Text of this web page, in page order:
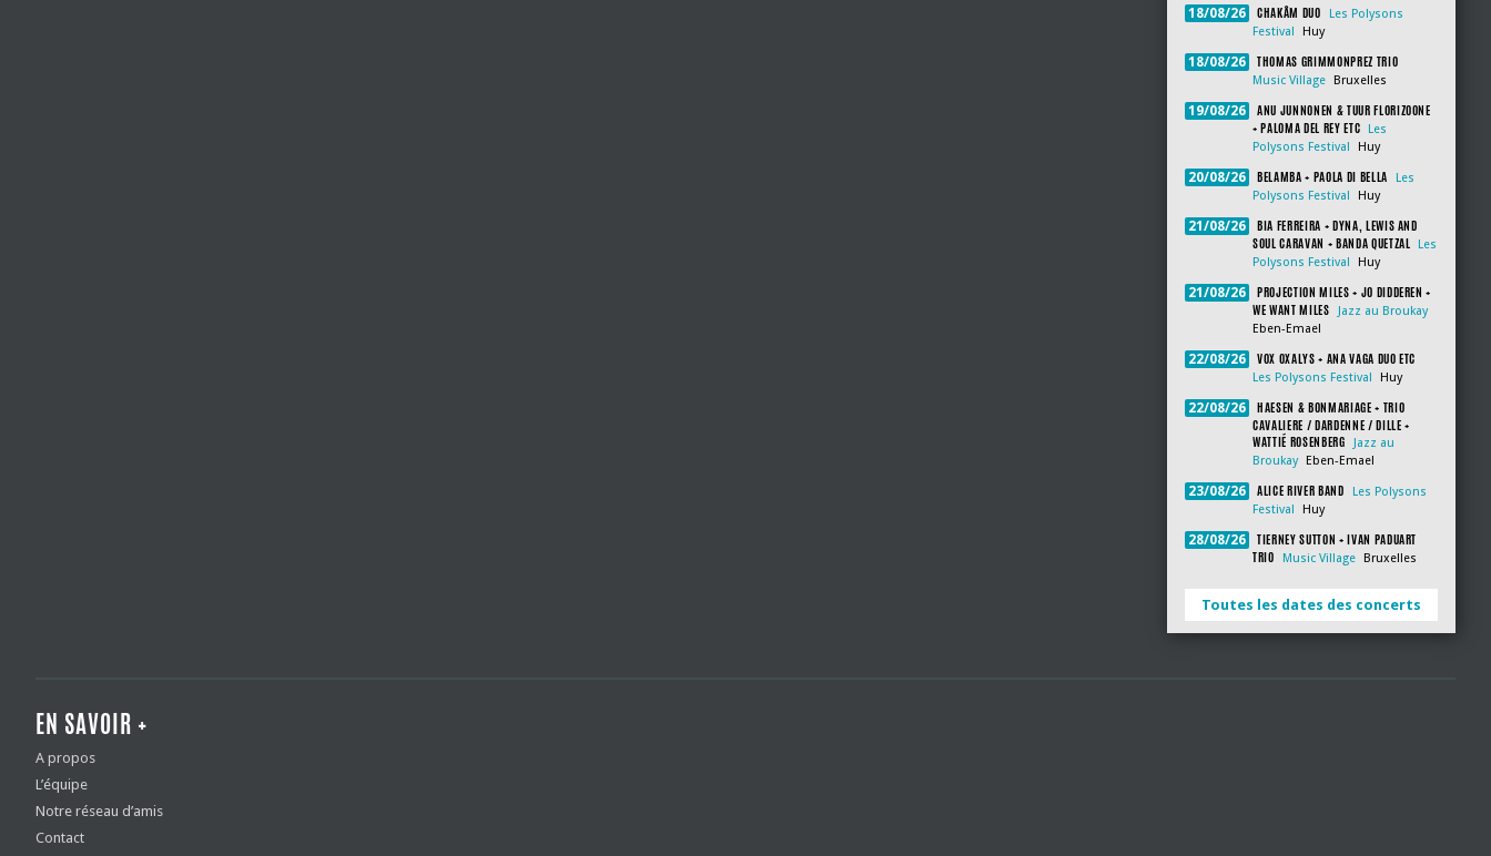
18/08/26 CHAKÂM DUO
Les Polysons
Festival
Huy
18/08/26 THOMAS GRIMMONPREZ TRIO
Music Village Bruxelles
19/08/26
ANU JUNNONEN & TUUR FLORIZOONE
+ PALOMA DEL REY ETC
Les
Polysons Festival
Huy
20/08/26 BELAMBA + PAOLA DI BELLA
Les
Polysons Festival
Huy
21/08/26
BIA FERREIRA + DYNA, LEWIS AND
SOUL CARAVAN + BANDA QUETZAL
Les
Polysons Festival
Huy
21/08/26
PROJECTION MILES + JO DIDDEREN +
WE WANT MILES
Jazz au Broukay
Eben-Emael
22/08/26 VOX OXALYS + ANA VAGA DUO ETC
Les Polysons Festival Huy
22/08/26
HAESEN & BONMARIAGE + TRIO
CAVALIERE / DARDENNE / DILLE +
WATTIÉ ROSENBERG
Jazz au
Broukay
Eben-Emael
23/08/26 ALICE RIVER BAND
Les Polysons
Festival
Huy
28/08/26
TIERNEY SUTTON + IVAN PADUART
TRIO
Music Village Bruxelles
Toutes les dates des concerts
EN SAVOIR +
A propos
L’équipe
Notre réseau d’amis
Contact